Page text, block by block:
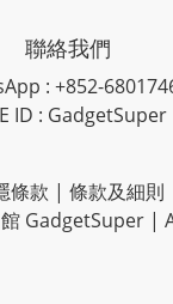
聯絡我們
: +852-
ID : GadgetSuper
條款 | 條款及細則
GadgetSuper |